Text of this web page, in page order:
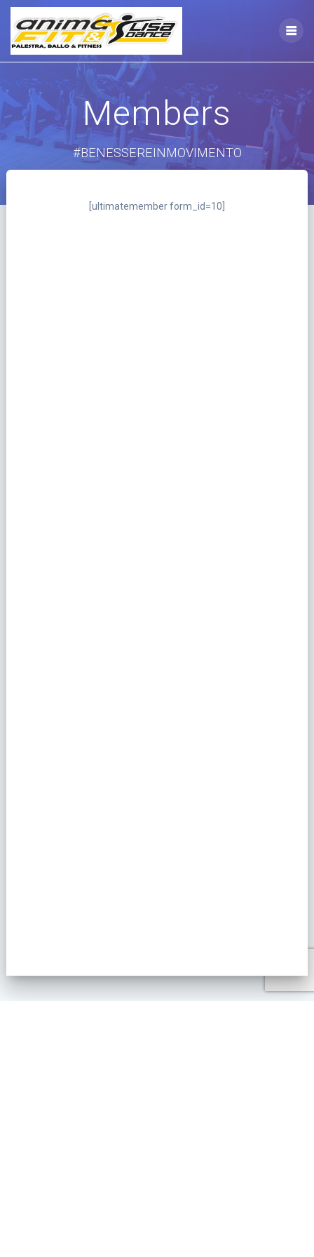
Vai
al
contenuto
Members
#BENESSEREINMOVIMENTO
[ultimatemember form_id=10]